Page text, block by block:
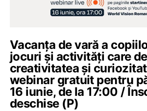
Vacanța de vară a
jocuri și activități care
creativitatea și
webinar gratuit pentru
16 iunie, de la 17:00 /
deschise (P)